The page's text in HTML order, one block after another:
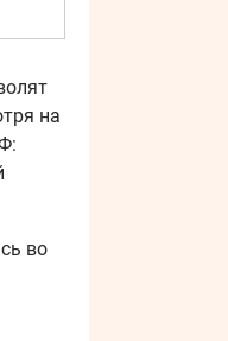
на
во